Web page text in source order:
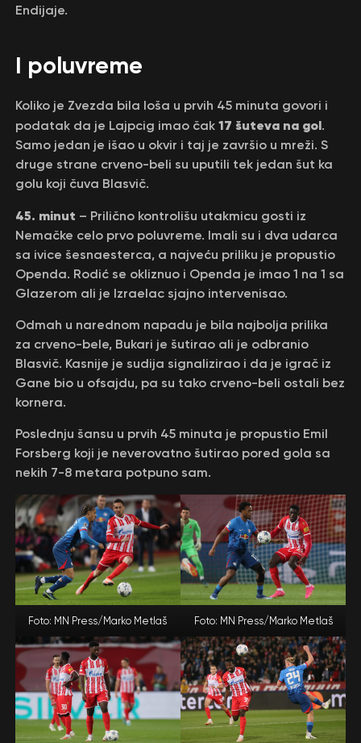
Endijaje.
I poluvreme
Koliko je Zvezda bila loša u prvih 45 minuta govori i
podatak da je Lajpcig imao čak 17 šuteva na gol.
Samo jedan je išao u okvir i taj je završio u mreži. S
druge strane crveno-beli su uputili tek jedan šut ka
golu koji čuva Blasvič.
45. minut – Prilično kontrolišu utakmicu gosti iz
Nemačke celo prvo poluvreme. Imali su i dva udarca
sa ivice šesnaesterca, a najveću priliku je propustio
Openda. Rodić se okliznuo i Openda je imao 1 na 1 sa
Glazerom ali je Izraelac sjajno intervenisao.
Odmah u narednom napadu je bila najbolja prilika
za crveno-bele, Bukari je šutirao ali je odbranio
Blasvič. Kasnije je sudija signalizirao i da je igrač iz
Gane bio u ofsajdu, pa su tako crveno-beli ostali bez
kornera.
Poslednju šansu u prvih 45 minuta je propustio Emil
Forsberg koji je neverovatno šutirao pored gola sa
nekih 7-8 metara potpuno sam.
Foto: MN Press/Marko Metlaš Foto: MN Press/Marko Metlaš